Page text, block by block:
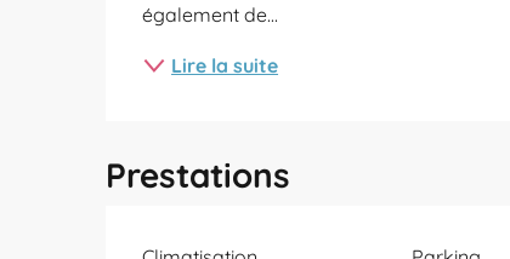
également de...
Lire la suite
Prestations